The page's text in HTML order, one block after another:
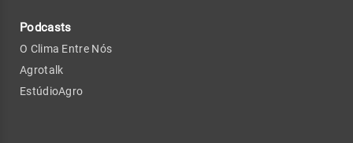
Podcasts
O Clima Entre Nós
Agrotalk
EstúdioAgro